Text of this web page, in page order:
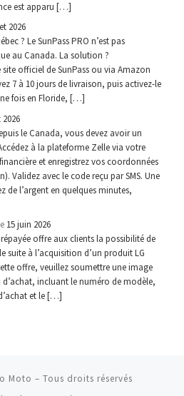
est apparu […]
2026
? Le SunPass PRO n’est pas
au Canada. La solution ?
officiel de SunPass ou via Amazon
7 à 10 jours de livraison, puis activez-le
fois en Floride, […]
le Canada, vous devez avoir un
à la plateforme Zelle via votre
et enregistrez vos coordonnées
Validez avec le code reçu par SMS. Une
de l’argent en quelques minutes,
15 juin 2026
offre aux clients la possibilité de
suite à l’acquisition d’un produit LG
offre, veuillez soumettre une image
incluant le numéro de modèle,
et le […]
Moto – Tous droits réservés